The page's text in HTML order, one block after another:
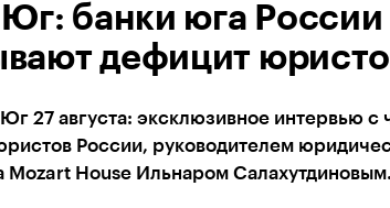
банки юга России
дефицит
27 августа: эксклюзивное интервью с
России, руководителем
Mozart House Ильнаром